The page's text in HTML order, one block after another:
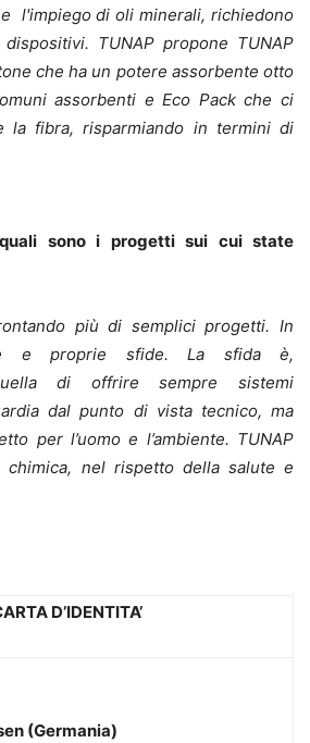
l'impiego di oli minerali, richiedono
TUNAP propone TUNAP
che ha un potere assorbente otto
assorbenti e Eco Pack che ci
la fibra, risparmiando in termini di
sono i progetti sui cui state
più di semplici progetti. In
e proprie sfide. La sfida è,
di offrire sempre sistemi
dal punto di vista tecnico, ma
per l’uomo e l’ambiente. TUNAP
nel rispetto della salute e
D’IDENTITA’
(Germania)